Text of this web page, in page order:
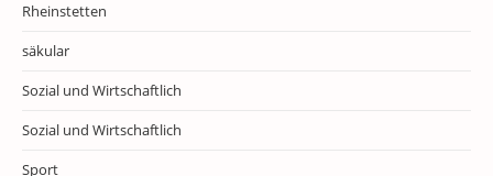
Rheinstetten
säkular
Sozial und Wirtschaftlich
Sozial und Wirtschaftlich
Sport